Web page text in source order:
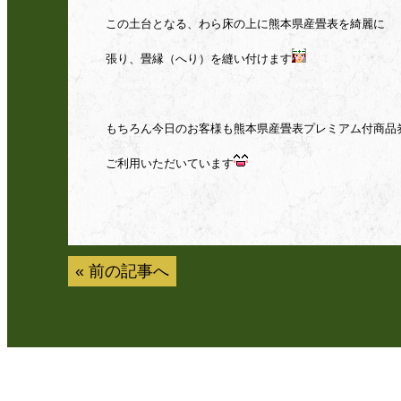
この土台となる、わら床の上に熊本県産畳表を綺麗に
張り、畳縁（へり）を縫い付けます
もちろん今日のお客様も熊本県産畳表プレミアム付商品
ご利用いただいています
« 前の記事へ